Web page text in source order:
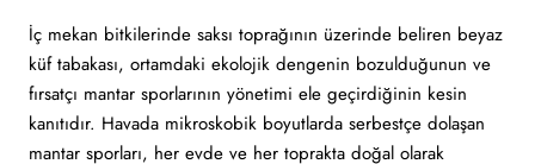
İç mekan bitkilerinde saksı toprağının üzerinde beliren beyaz
küf tabakası, ortamdaki ekolojik dengenin bozulduğunun ve
fırsatçı mantar sporlarının yönetimi ele geçirdiğinin kesin
kanıtıdır. Havada mikroskobik boyutlarda serbestçe dolaşan
mantar sporları, her evde ve her toprakta doğal olarak